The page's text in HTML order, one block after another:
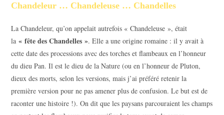
Chandeleur … Chandeleuse … Chandelles
La Chandeleur, qu’on appelait autrefois « Chandeleuse », était
la« fête des Chandelles ». Elle a une origine romaine : il y avait à
cette date des processions avec des torches et flambeaux en l’honneur
du dieu Pan. Il est le dieu de la Nature (ou en l’honneur de Pluton,
dieux des morts, selon les versions, mais j’ai préféré retenir la
première version pour ne pas amener plus de confusion. Le but est de
raconter une histoire !). On dit que les paysans parcouraient les champs